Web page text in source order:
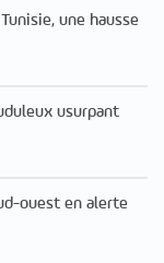
une hausse
usurpant
ouest en alerte